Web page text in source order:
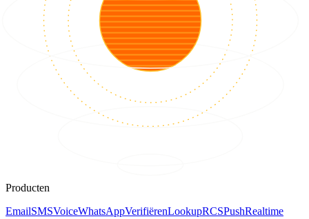
Producten
EmailSMSVoiceWhatsAppVerifiërenLookupRCSPushRealtime